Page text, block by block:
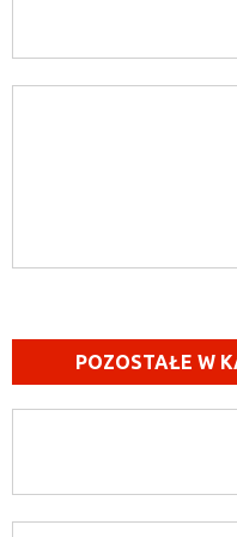
POZOSTAŁE W